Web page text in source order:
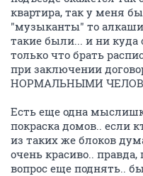
квартира, так у меня
"музыканты" то алкаши
такие были... и ни куда
только что брать
при заключении
НОРМАЛЬНЫМИ
Есть еще одна
покраска домов.. если
из таких же блоков
очень красиво.. правда,
вопрос еще поднять..